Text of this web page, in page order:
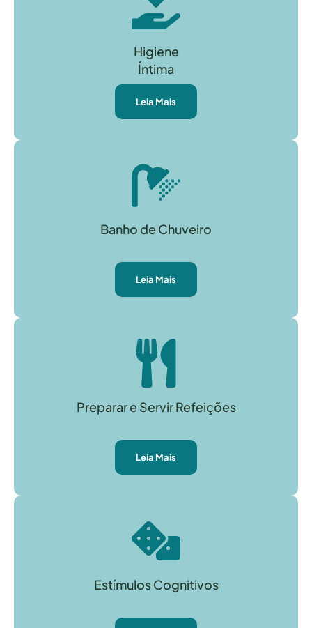
Higiene
Íntima
Leia Mais
Banho de Chuveiro
Leia Mais
Preparar e Servir Refeições
Leia Mais
Estímulos Cognitivos